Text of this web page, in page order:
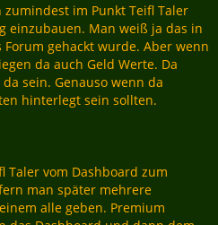
im Punkt Teifl Taler
einzubauen. Man weiß ja das in
gehackt wurde. Aber wenn
da auch Geld Werte. Da
sein. Genauso wenn da
hinterlegt sein sollten.
Taler vom Dashboard zum
man später mehrere
alle geben. Premium